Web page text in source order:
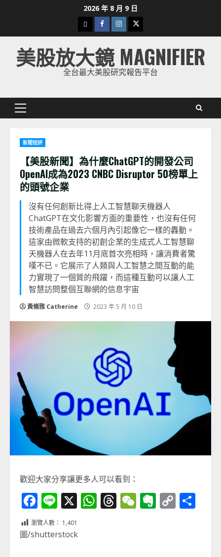
2026 年 8 月 9 日
下
載
美
股
Facebook
Instagram
Twitter
美股放大鏡 MAGNIFIER
全台最大美股研究報告平台
Primary
新聞短評
【美股新聞】為什麼ChatGPT的開發公司
OpenAI成為2023 CNBC Disruptor 50榜單上
的頭號企業
沒有任何創新比得上人工智慧聊天機器人
ChatGPT在文化影響方面的重要性，也沒有任何
技術產品在過去六個月內引起像它一樣的轟動。
這家由微軟支持的初創企業的生成式人工智慧聊
天機器人在去年11月底首次亮相時，讓消費者驚
嘆不已。它展示了人類與人工智慧之間互動的能
力實現了一個質的飛躍，而這種互動可以讓人工
智慧訪問整個互聯網的信息宇宙
黃脩雅 Catherine 2023 年 5 月 10 日
歡迎大家分享讓更多人可以看到：
Facebook
Line
X WhatsApp
Threads
WeChat
Evernote
Copy
瀏覽人數： 1,401
圖/shutterstock